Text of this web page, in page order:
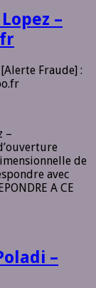
–
Fraude] :
–
de
avec
A CE
–